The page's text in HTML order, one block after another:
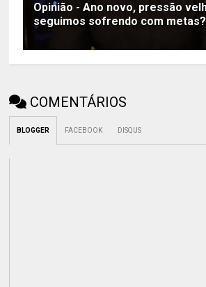
Opinião - Ano novo, pressão
seguimos sofrendo com metas?
COMENTÁRIOS
BLOGGER FACEBOOK DISQUS